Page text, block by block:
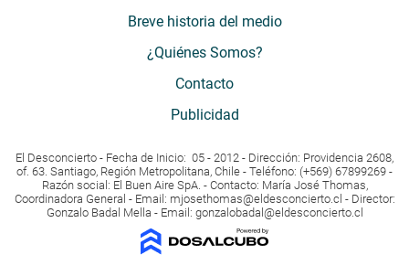
Breve historia del medio
¿Quiénes Somos?
Contacto
Publicidad
El Desconcierto - Fecha de Inicio: 05 - 2012 - Dirección: Providencia 2608,
of. 63. Santiago, Región Metropolitana, Chile - Teléfono: (+569) 67899269 -
Razón social: El Buen Aire SpA. - Contacto: María José Thomas,
Coordinadora General - Email: mjosethomas@eldesconcierto.cl - Director:
Gonzalo Badal Mella - Email: gonzalobadal@eldesconcierto.cl